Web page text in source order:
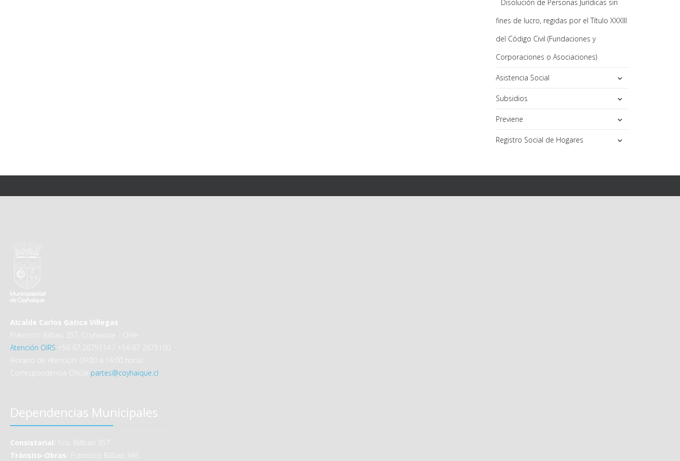
Disolución de Personas Jurídicas sin
fines de lucro, regidas por el Título XXXIII
del Código Civil (Fundaciones y
Corporaciones o Asociaciones)
Asistencia Social
Subsidios
Previene
Registro Social de Hogares
Alcalde Carlos Gatica Villegas
Francisco Bilbao 357, Coyhaique - Chile
Atención OIRS +56 67 2675114 / +56 67 2675100
Horario de Atención: 09:00 a 14:00 horas
Correspondencia Oficial partes@coyhaique.cl
Dependencias Municipales
Consistorial / Fco. Billbao 357
Tránsito-Obras / Francisco Bilbao 346